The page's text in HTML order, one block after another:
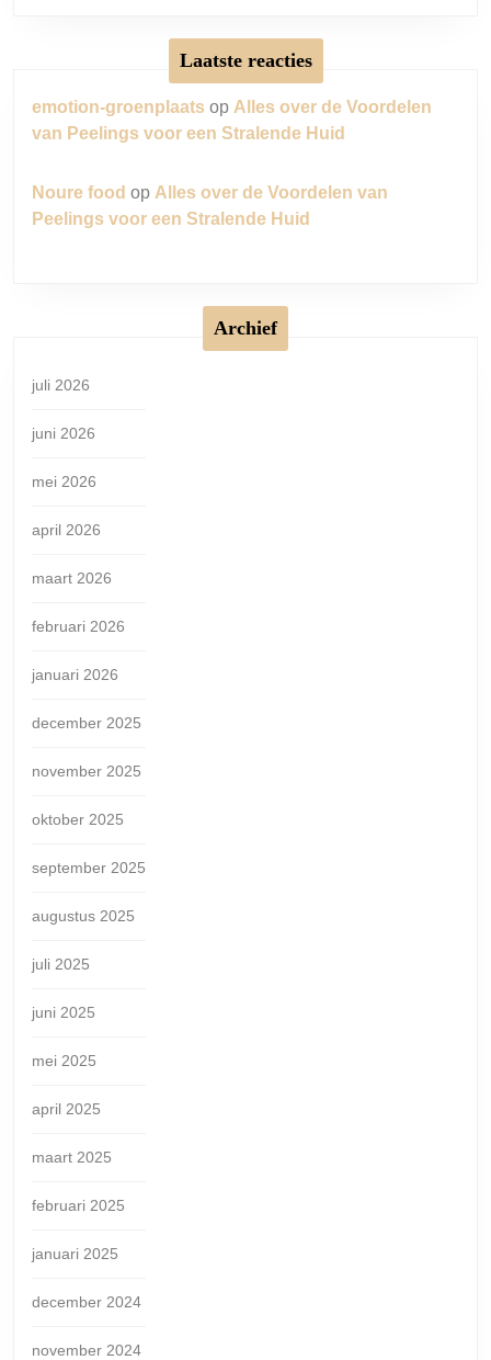
Laatste reacties
emotion-groenplaats op Alles over de Voordelen
van Peelings voor een Stralende Huid
Noure food op Alles over de Voordelen van
Peelings voor een Stralende Huid
Archief
juli 2026
juni 2026
mei 2026
april 2026
maart 2026
februari 2026
januari 2026
december 2025
november 2025
oktober 2025
september 2025
augustus 2025
juli 2025
juni 2025
mei 2025
april 2025
maart 2025
februari 2025
januari 2025
december 2024
november 2024